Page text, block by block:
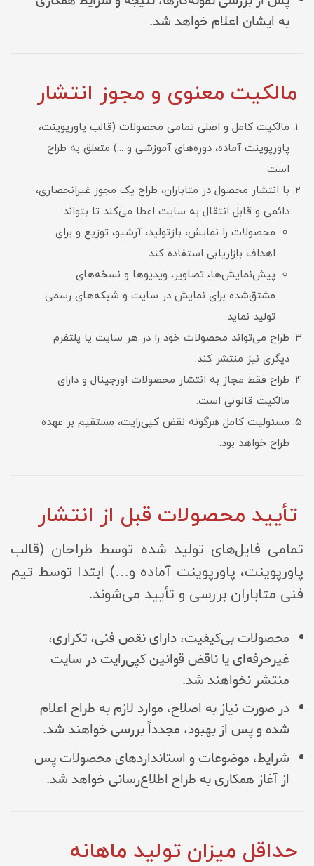
به ایشان اعلام خواهد شد.
مالکیت معنوی و مجوز انتشار
مالکیت کامل و اصلی تمامی محصولات (قالب پاورپوینت،
پاورپوینت آماده، دوره‌های آموزشی و ...) متعلق به طراح
است.
با انتشار محصول در متاباران، طراح یک مجوز غیرانحصاری،
دائمی و قابل انتقال به سایت اعطا می‌کند تا بتواند:
محصولات را نمایش، بازتولید، آرشیو، توزیع و برای
اهداف بازاریابی استفاده کند.
پیش‌نمایش‌ها، تصاویر، ویدیوها و نسخه‌های
مشتق‌شده برای نمایش در سایت و شبکه‌های رسمی
تولید نماید.
طراح می‌تواند محصولات خود را در هر سایت یا پلتفرم
دیگری نیز منتشر کند.
طراح فقط مجاز به انتشار محصولات اورجینال و دارای
مالکیت قانونی است.
مسئولیت کامل هرگونه نقض کپی‌رایت، مستقیم بر عهده
طراح خواهد بود.
تأیید محصولات قبل از انتشار
تمامی فایل‌های تولید شده توسط طراحان (قالب
پاورپوینت، پاورپوینت آماده و…) ابتدا توسط تیم
فنی متاباران بررسی و تأیید می‌شوند.
محصولات بی‌کیفیت، دارای نقص فنی، تکراری،
غیرحرفه‌ای یا ناقض قوانین کپی‌رایت در سایت
منتشر نخواهند شد.
در صورت نیاز به اصلاح، موارد لازم به طراح اعلام
شده و پس از بهبود، مجدداً بررسی خواهند شد.
شرایط، موضوعات و استانداردهای محصولات پس
از آغاز همکاری به طراح اطلاع‌رسانی خواهد شد.
حداقل میزان تولید ماهانه